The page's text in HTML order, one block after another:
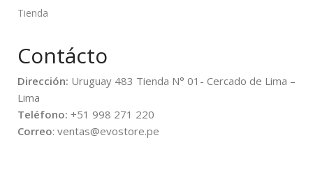
Tienda
Contácto
Dirección: Uruguay 483 Tienda N° 01- Cercado de Lima –
Lima
Teléfono: +51 998 271 220
Correo: ventas@evostore.pe